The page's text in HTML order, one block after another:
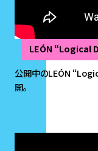
LEÓN “Logical
公開中のLEÓN
開。